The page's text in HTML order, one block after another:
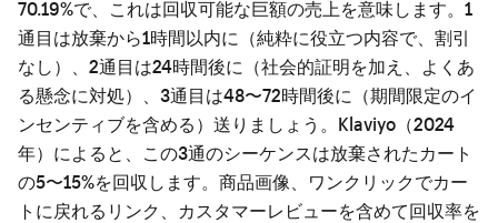
70.19%で、これは回収可能な巨額の売上を意味します。1
通目は放棄から1時間以内に（純粋に役立つ内容で、割引
なし）、2通目は24時間後に（社会的証明を加え、よくあ
る懸念に対処）、3通目は48〜72時間後に（期間限定のイ
ンセンティブを含める）送りましょう。Klaviyo（2024
年）によると、この3通のシーケンスは放棄されたカート
の5〜15%を回収します。商品画像、ワンクリックでカー
トに戻れるリンク、カスタマーレビューを含めて回収率を